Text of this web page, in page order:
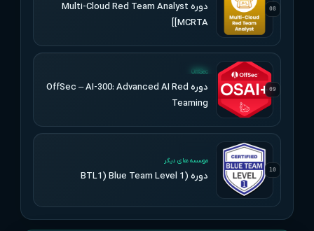
08
دوره Multi-Cloud Red Team Analyst
[MCRTA]
09
UPDATED
OffSec
دوره OffSec – AI-300: Advanced AI Red
Teaming
10
موسسه های دیگر
دوره (BTL1) Blue Team Level 1